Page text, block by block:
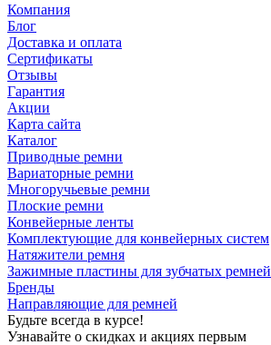
Компания
Блог
Доставка и оплата
Сертификаты
Отзывы
Гарантия
Акции
Карта сайта
Каталог
Приводные ремни
Вариаторные ремни
Многоручьевые ремни
Плоские ремни
Конвейерные ленты
Комплектующие для конвейерных систем
Натяжители ремня
Зажимные пластины для зубчатых ремней
Бренды
Направляющие для ремней
Будьте всегда в курсе!
Узнавайте о скидках и акциях первым